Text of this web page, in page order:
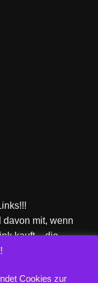
davon mit, wenn
kauft – die
Cookies zur